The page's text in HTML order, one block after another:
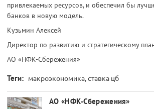
привлекаемых ресурсов, и обеспечил бы
банков в новую модель.
Кузьмин Алексей
Директор по развитию и стратегическому
АО «НФК-Сбережения»
Теги: макроэкономика, ставка цб
АО «НФК-Сбережения»